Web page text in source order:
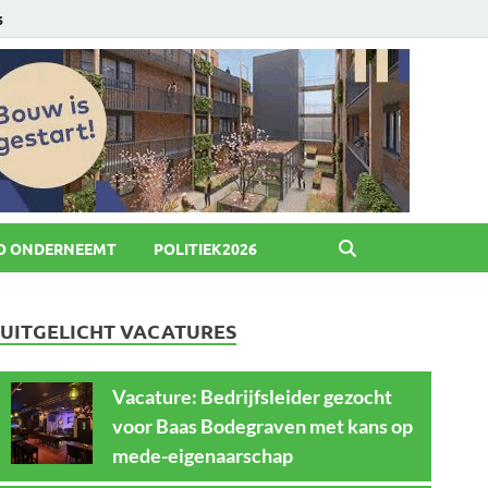
ONDERNEEMT POLITIEK2026
UITGELICHT VACATURES
Vacature: Bedrijfsleider gezocht
voor Baas Bodegraven met kans op
mede-eigenaarschap